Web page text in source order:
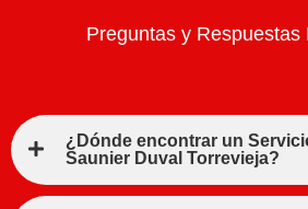
Preguntas y Respuestas
¿Dónde encontrar un
Saunier Duval Torrevieja?